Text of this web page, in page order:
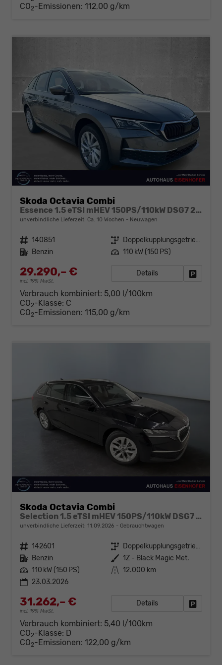
CO2-Emissionen: 112,00 g/km
Skoda Octavia Combi
Essence 1.5 eTSI mHEV 150PS/110kW DSG7 2026
unverbindliche Lieferzeit: Ca. 10 Wochen Neuwagen
Fahrzeugnr. 140851 Getriebe
Doppelkupplungsgetriebe (DSG)
Kraftstoff Benzin Leistung 110 kW (150 PS)
29.290,– €
incl. 19% MwSt.
Details
Verbrauch kombiniert: 5,00 l/100km
CO2-Klasse: C
CO2-Emissionen: 115,00 g/km
Skoda Octavia Combi
Selection 1.5 eTSI mHEV 150PS/110kW DSG7 2026 +AHK+3-ZONE+RFK+KESSY+EL.HECK+BHZ. LENKRAD
unverbindliche Lieferzeit: 11.09.2026 Gebrauchtwagen
Fahrzeugnr. 142601 Getriebe
Doppelkupplungsgetriebe (DSG)
Kraftstoff Benzin Außenfarbe 1Z - Black Magic Met.
Leistung 110 kW (150 PS) Kilometerstand 12.000 km
23.03.2026
31.262,– €
incl. 19% MwSt.
Details
Verbrauch kombiniert: 5,40 l/100km
CO2-Klasse: D
CO2-Emissionen: 122,00 g/km